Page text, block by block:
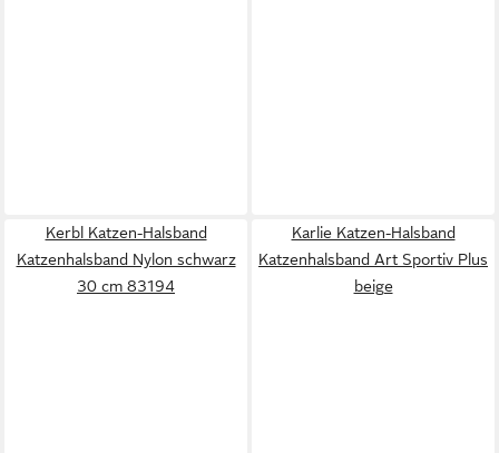
Kerbl Katzen-Halsband
Katzenhalsband Nylon schwarz
30 cm 83194
Karlie Katzen-Halsband
Katzenhalsband Art Sportiv Plus
beige